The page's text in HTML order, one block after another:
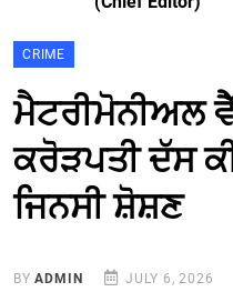
CRIME
ਮੈਟਰੀਮੋਨੀਅਲ
ਕਰੋੜਪਤੀ ਦੱਸ
ਜਿਨਸੀ ਸ਼ੋਸ਼ਣ
BYADMIN JULY 6, 2026